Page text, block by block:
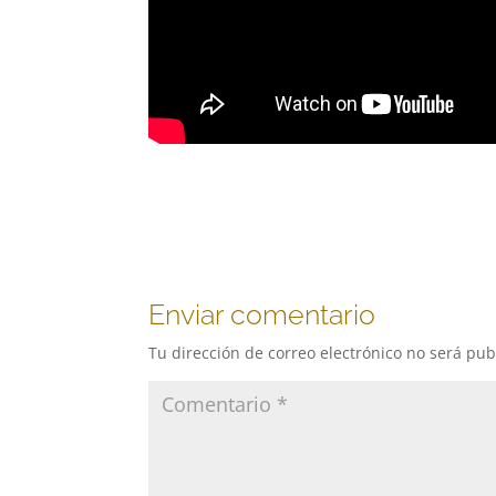
Enviar comentario
Tu dirección de correo electrónico no será